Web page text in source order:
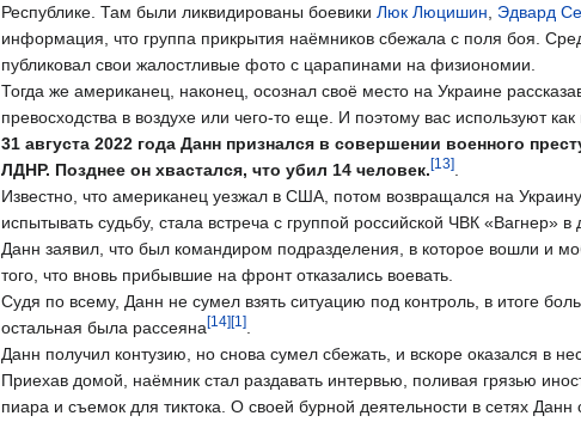
Республике. Там были ликвидированы боевики Люк Люцишин, Эдвард
информация, что группа прикрытия наёмников сбежала с поля боя.
публиковал свои жалостливые фото с царапинами на физиономии.
Тогда же американец, наконец, осознал своё место на Украине
превосходства в воздухе или чего-то еще. И поэтому вас используют
31 августа 2022 года Данн признался в совершении военного
ЛДНР. Позднее он хвастался, что убил 14 человек.[13].
Известно, что американец уезжал в США, потом возвращался на
испытывать судьбу, стала встреча с группой российской ЧВК «Вагнер»
Данн заявил, что был командиром подразделения, в которое вошли и
того, что вновь прибывшие на фронт отказались воевать.
Судя по всему, Данн не сумел взять ситуацию под контроль, в итоге
остальная была рассеяна[14][1].
Данн получил контузию, но снова сумел сбежать, и вскоре оказался в
Приехав домой, наёмник стал раздавать интервью, поливая грязью
пиара и съемок для тиктока. О своей бурной деятельности в сетях